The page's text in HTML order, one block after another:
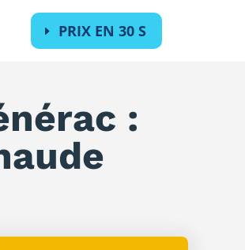
PRIX EN 30 S
: